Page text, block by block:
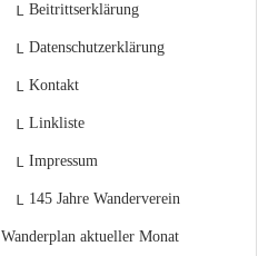
Beitrittserklärung
Datenschutzerklärung
Kontakt
Linkliste
Impressum
145 Jahre Wanderverein
Wanderplan aktueller Monat